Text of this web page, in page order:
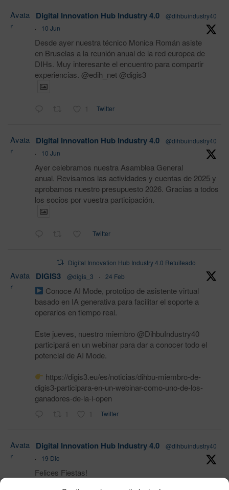
Avata
r
Digital Innovation Hub Industry 4.0
@dihbuindustry40
·
10 Jun
Desde ayer nuestra técnico Monica Román asiste
en Bruselas a la reunión anual de la red europea de
DIHs. Muy interesante el encuentro para compartir
experiencias. @edih_net @digis3
1 Twitter
Avata
r
Digital Innovation Hub Industry 4.0
@dihbuindustry40
·
10 Jun
Ayer celebramos nuestra Asamblea General
anual. Revisamos las actividades y cuentas de 2025 y
aprobamos nuestro presupuesto 2026. Gracias a todos
los socios por vuestra participación.
Twitter
Digital Innovation Hub Industry 4.0 Retuiteado
Avata
r
DIGIS3 @digis_3 · 24 Feb
Conoce AI Mode, prototipo de asistente virtual
basado en IA generativa para facilitar el soporte a
operarios en tiempo real.
Este jueves, nuestro miembro @DihbuIndustry40
participará en un webinar para dar a conocer todo el
potencial de AI Mode.
https://digis3.eu/es/noticias/dihbu-miembro-de-
digis3-participara-en-un-webinar-como-uno-de-los-
ganadores-de-la-i-open
1 1 Twitter
Avata
r
Digital Innovation Hub Industry 4.0
@dihbuindustry40
·
19 Dic
Felices Fiestas!